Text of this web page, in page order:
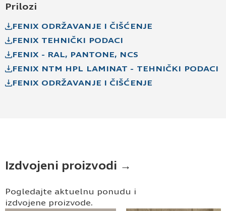
Prihvatam Uslove korišćenja i Politiku
privatnosti
Prijavljujem se za vesti i obaveštenja putem
elektronske pošte.
Prilozi
FENIX ODRŽAVANJE I ČIŠĆENJE
FENIX TEHNIČKI PODACI
FENIX - RAL, PANTONE, NCS
FENIX NTM HPL LAMINAT - TEHNIČKI PODACI
FENIX ODRŽAVANJE I ČIŠĆENJE
Izdvojeni proizvodi →
Pogledajte aktuelnu ponudu i
izdvojene proizvode.